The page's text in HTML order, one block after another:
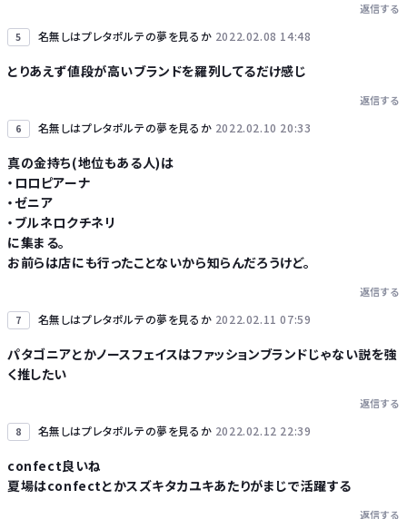
返信する
5 名無しはプレタポルテの夢を見るか 2022.02.08 14:48
とりあえず値段が高いブランドを羅列してるだけ感じ
返信する
6 名無しはプレタポルテの夢を見るか 2022.02.10 20:33
真の金持ち(地位もある人)は
・ロロピアーナ
・ゼニア
・ブルネロクチネリ
に集まる。
お前らは店にも行ったことないから知らんだろうけど。
返信する
7 名無しはプレタポルテの夢を見るか 2022.02.11 07:59
パタゴニアとかノースフェイスはファッションブランドじゃない説を強
く推したい
返信する
8 名無しはプレタポルテの夢を見るか 2022.02.12 22:39
confect良いね
夏場はconfectとかスズキタカユキあたりがまじで活躍する
返信する